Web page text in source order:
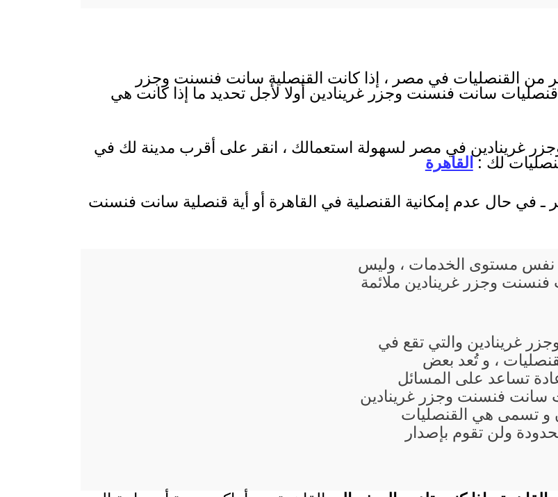
من القنصليات في مصر ، إذا كانت القنصلية سانت فنسنت وجزر
قنصليات سانت فنسنت وجزر غرينادين أولا لأجل تحديد ما إذا كانت هي
غرينادين في مصر لسهولة استعمالك ، انقر على أقرب مدينة لك في
قنصليات لك : القاهرة
في حال عدم إمكانية القنصلية في القاهرة أو أية قنصلية سانت فنسنت
نفس مستوى الخدمات ، وليس
وجزر غرينادين ملائمة
غرينادين والتي تقع في
، و تُعد بعض
تساعد على المسائل
سانت فنسنت وجزر غرينادين
و تسمى هي القنصليات
ولن تقوم بإصدار